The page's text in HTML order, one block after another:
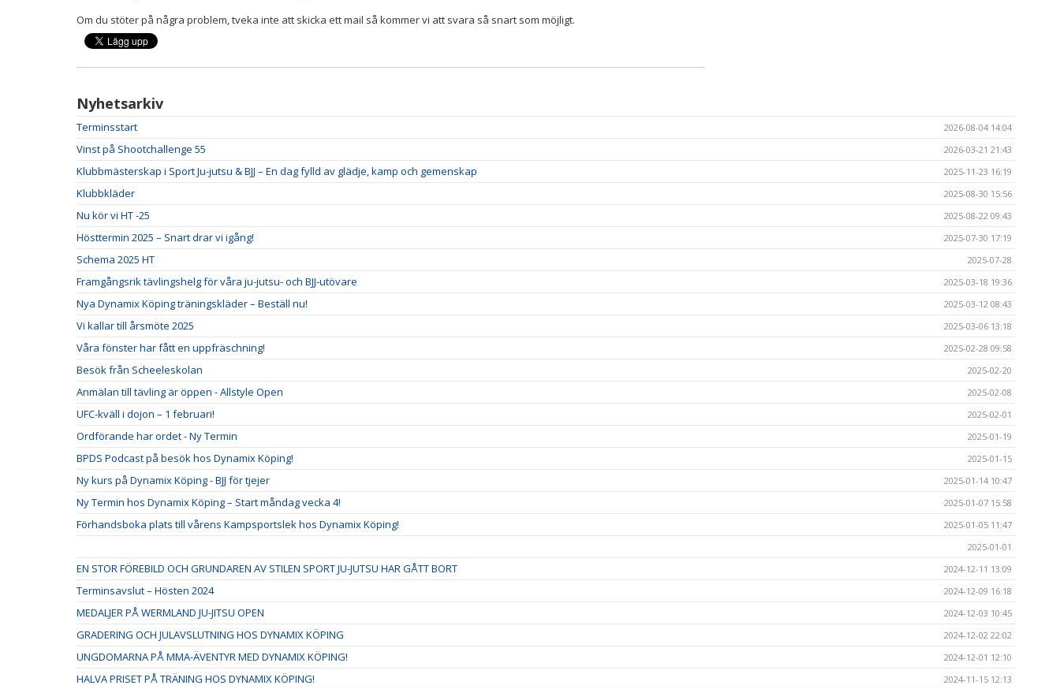
Om du stöter på några problem, tveka inte att skicka ett mail så kommer vi att svara så snart som möjligt.
Nyhetsarkiv
Terminsstart 2026-08-04 14:04
Vinst på Shootchallenge 55 2026-03-21 21:43
Klubbmästerskap i Sport Ju-jutsu & BJJ – En dag fylld av glädje, kamp och gemenskap 2025-11-23 16:19
Klubbkläder 2025-08-30 15:56
Nu kör vi HT -25 2025-08-22 09:43
Hösttermin 2025 – Snart drar vi igång! 2025-07-30 17:19
Schema 2025 HT 2025-07-28
Framgångsrik tävlingshelg för våra ju-jutsu- och BJJ-utövare 2025-03-18 19:36
Nya Dynamix Köping träningskläder – Beställ nu! 2025-03-12 08:43
Vi kallar till årsmöte 2025 2025-03-06 13:18
Våra fönster har fått en uppfräschning! 2025-02-28 09:58
Besök från Scheeleskolan 2025-02-20
Anmälan till tävling är öppen - Allstyle Open 2025-02-08
UFC-kväll i dojon – 1 februari! 2025-02-01
Ordförande har ordet - Ny Termin 2025-01-19
BPDS Podcast på besök hos Dynamix Köping! 2025-01-15
Ny kurs på Dynamix Köping - BJJ för tjejer 2025-01-14 10:47
Ny Termin hos Dynamix Köping – Start måndag vecka 4! 2025-01-07 15:58
Förhandsboka plats till vårens Kampsportslek hos Dynamix Köping!
2025-01-05 11:47
2025-01-01
EN STOR FÖREBILD OCH GRUNDAREN AV STILEN SPORT JU-JUTSU HAR GÅTT BORT 2024-12-11 13:09
Terminsavslut – Hösten 2024 2024-12-09 16:18
MEDALJER PÅ WERMLAND JU-JITSU OPEN 2024-12-03 10:45
GRADERING OCH JULAVSLUTNING HOS DYNAMIX KÖPING 2024-12-02 22:02
UNGDOMARNA PÅ MMA-ÄVENTYR MED DYNAMIX KÖPING! 2024-12-01 12:10
HALVA PRISET PÅ TRÄNING HOS DYNAMIX KÖPING! 2024-11-15 12:13